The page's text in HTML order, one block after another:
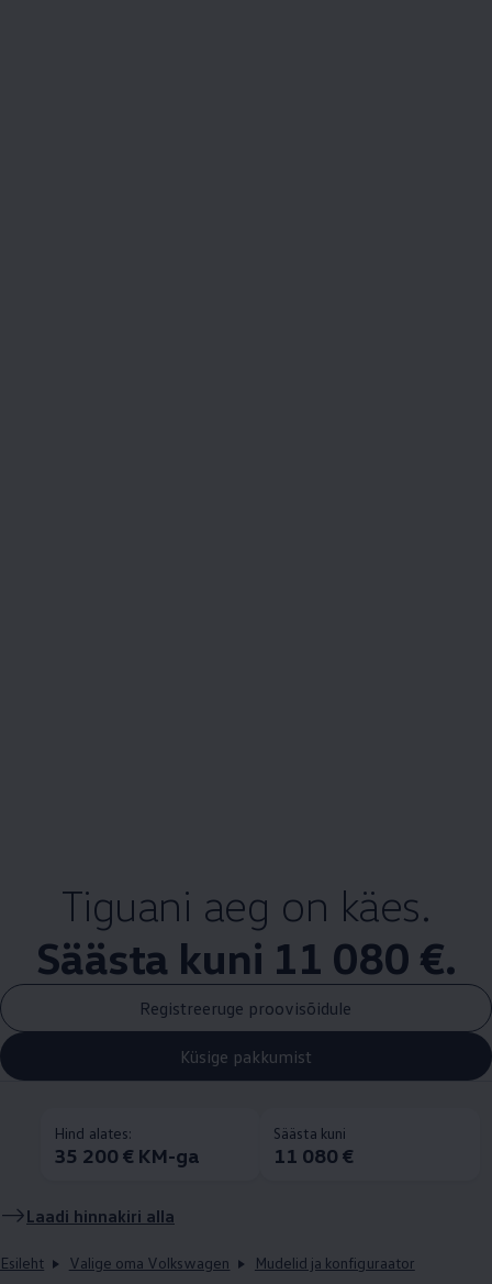
Tiguani aeg on käes.
Säästa kuni 11 080 €.
Registreeruge proovisõidule
Küsige pakkumist
Hind alates:
35 200 € KM-ga
Säästa kuni
11 080 €
Laadi hinnakiri alla
Esileht Valige oma Volkswagen Mudelid ja konfiguraator